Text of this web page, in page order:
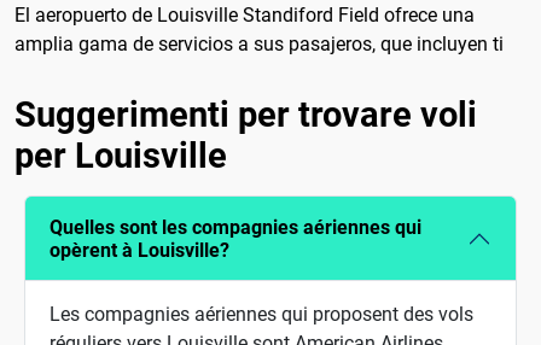
El aeropuerto de Louisville Standiford Field ofrece una
amplia gama de servicios a sus pasajeros, que incluyen ti
Suggerimenti per trovare voli
per Louisville
Quelles sont les compagnies aériennes qui
opèrent à Louisville?
Les compagnies aériennes qui proposent des vols